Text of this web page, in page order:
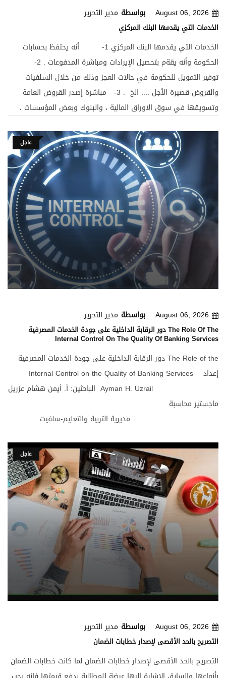
ويثبت على وجه الملف جميع بيانات خطاب الضمان ويحفظ فى
ترتيب مسلسل تاريخى ورقمى للرجوع إليه فى أي وقت وعند الحاجة.
بواسطة مدير التحرير August 06, 2026
الخدمات التي يقدمها البنك المركزي
الخدمات التي يقدمها البنك المركزي 1- أنه يحتفظ بحسابات
الحكومة وأنه يقةم بتحصيل الإيرادات ومباشرة المدفوعات . 2-
توفير التمويل للحكومة في حالات العجز وذلك من خلال السلفيات
والقروض قصيرة الأجل .... الخ . 3- مباشرة إصدر القروض العامة
وتسويقها في سوق الاوراق المالية ، والبنوك وبعض المؤسسات ،
للنظان الإئتماني . يوفر البنك المركزي للنوك التجارية أرصدة نقدية
في حالات الضيف وذلك من خلال القروض أو من خلال إعادة خصم
الحوالات المقدمة له تتور فيها شروط إعادة الخصم . خامساً : الرقابة
على الإئتمان . هذا البند من أهم وظائف البنك المركزي ، حيث
يتولى البنك المركزي الإشراف على البنوك التجارية وتنظيم شئون
الإئتمان على النحو الذي يحافظ على إستقرار المسنوى العام حيث أن
- الزيادة في وسائل الدفع عند توسع البنوك التجارية تؤدي إلى
زيادة في التشغيل والدخل القومي وإرتفاع الأسعار . - والنقص في
في وسائل الدفع عند البنوك التجارية يؤدي إلى نقص في التشغيل
عاجل
بواسطة مدير التحرير August 06, 2026
دور الرقابة الداخلية على جودة الخدمات المصرفية The Role Of The
Internal Control On The Quality Of Banking Services
دور الرقابة الداخلية على جودة الخدمات المصرفية The Role of the Internal Control on the Quality of Banking Services إعداد الباحثين: أ. أيمن هشام عزريل Ayman H. Uzrail ماجستير محاسبة مديرية التربية والتعليم-سلفيت ******************************* أ. صالح أحمد أبوليلى Saleh A. Abulaila محاسب قانوني معتمد/CPA قسم الإيرادات-إيلينوي/شيكاغو Illinois Department of Revenue المقدمة: أدى التقدم العملي والتكنولوجي الذي صاحب الألفية الثالثة - القرن الحادي والعشرين - إلى زيادة منشئات الأعمال وزيادة المسؤوليات الملقاة على عاتقها وتحقيق أهدافها، وتعقد المشكلات الإدارية الناتجة عن تنوع نشاطها وزيادة حجم أعمالها، وانتقالها من المحلية إلي العالمية، وتنشيط بورصات الأوراق المحلية والعربية والدولية والعالمية، ومن أجل إعادة الثقة في البيانات المالية، كانت الرقابة الداخلية أمراً حتمياً تقتضيه الإدارة العلمية، وأوصت به منظمة التعاون الاقتصادية والتنمية، والمنظمات المهنية، لحماية حقوق المساهمين والمجتمع والدولة، والحد من المشكلات الاقتصادية. يعتبر نظام الرقابة الداخلية في أي شركة بمثابة خط الدفاع الأول الذي يحمي مصالح المساهمين بصفة خاصة وكافة الأطراف ذات الصلة بالشركات، حيث إن نظام الرقابة الداخلية هو النظام الذي يوفر الحماية لعملية إنتاج المعلومات المالية التي يمكن الاعتماد عليها واتخاذ قرارات الاستثمار والائتمان السلمية. (جمعة،2009، ص193). هذا وقد تناولت لجنة بازل موضوع الإشراف والرقابة على المصارف في مقرراته، ووصف إطاراً عاماً لتقيم الرقابة الداخلية فيها، وتضمنت ضرورة تعزيز أثر الرقابة الداخلية في هذه المؤسسات حيث أظهرت الدراسات التحليلية أن الحالات المتعلقة بخسائر تلك المؤسسات يمكن تجنبها لو توفرت وطبقت رقابة فعالة فيها. (إبراهيم،2009، ص123). حتى تتمكن المصارف من تقديم خدمات مصرفية ذات جودة عالية يستدعي الأمر تدعيم دور الرقابة الداخلية على تلك الخدمات، حيث أن تلك الرقابة تعتبر ركيزة أساسية لدى المصارف في التأثير على جودة الخدمات المصرفية، وذلك للوصول إلى حصة سوقية كبيرة وقدرة تنافسية بشكل أفضل وفقاً للنموذج الذي تم استخدامه من قبل الباحثين لقياس جودة الخدمة المصرفية. الدراسة: مفهوم الرقابة: عرف روبرت موكلير الرقابة بأنها عبارة عن جهد منظم لوضع معايير الأداء مع أهداف التخطيط لتصميم نظم معلومات تغذية عكسية لمقارنة الانجاز الفعلي بالمعايير المحددة مسبقاً، لتقدير ما إذا كان هناك انحرافات, وتحديد أهميتها ولاتخاذ أي عمل مطلوب للتأكد من أن جميع موارد المنظمة يتم استخدامها بأكثر الطرق فعالية وكفاءة ممكنة في تحقيق أهداف المنظمة. (الجيوسي وجاد الله، 2008، ص174). عرفها آخرون بأنها وظيفة للتأكد من الأنشطة توفر لنا النتائج المرغوبة، إن الرقابة تتعلق بوضع هدف وقياس الأداء ، واتخاذ الإجراءات التصحيحية. (العلاق، 2009، ص174). لقد عرفت الرقابة بأنها التأكد من أن ما تم انجازه من أنشطة ومهام وأهداف، هو بالضبط ما كان يجب أن يتم ، بما في ذلك تحديد الانحرافات وتشخيصها تمهيداً لمعالجتها (عباس، 2011، ص155). لقد أصدر مجمع المحاسبين الأمريكي نشرة خاصة بالرقابة الداخلية، أشار فيها إلى أن الرقابة الداخلية تتضمن خطة التنظيم وكل ما يرتبط بها من الوسائل والمقاييس التي تستخدم في المنشاة بقصد حماية الأصول وضمان الدقة الحسابية للبيانات المحاسبية ومدى الاعتماد عليها، كما تهدف إلى الارتقاء بالكفاية الإنتاجية وتشجيع السير حسب السياسات الإدارية المرسومة وتوفير المعلومات الملائمة للتخطيط واتخاذ القرارات. (الوقاد وديان، 2010، ص170). الرقابة الداخلية يتم تصميمها وتشغيلها من أجل معالجة انحرافات ومخاطر الأعمال التي قد تحول دون تحقيق المعايير والأهداف المخططة، وإنها وسيلة لتحقيق غايات وليست غاية في حد ذاتها وإنها تغطي كافة جوانب التنظيم ونشاطاته الداخلية، وتشمل النظام المحاسبي والنظام الإداري والوظائف المرتبطة به، وبذلك أصبحت الرقابة الداخلية بمثابة الوسيلة الفعالة التي تكمن من توفير المعلومات الملائمة، والحماية اللازمة لكافة الأصول وتقييم أداء كافة المستويات الإدارية التابعة لها، والتحقق من الالتزام بالسياسات والقوانين الموضوعة من ثم المساعدة في اتخاذ القرارات المشتقة من أهداف المنشاة. أهمية الرقابة الداخلية: (الخطيب، 2010، ص13-14) تظهر أهمية الرقابة الداخلية على ما تؤديه من اكتشاف الأخطاء والعمل على تصحيحها ومحاولة منعها قبل وقوعها، لكنها أيضاً تلقي الضوء على الايجابيات داخل المنشآت عن طريق اكتشاف الكفاءات الإدارية والتشغيلية، وذلك من خلال تقيم الأداء للعاملين داخل المنشآت، وبالتالي تقدير المجتهدين من خلال الحوافز المادية والمعنوية، مما يدفعهم إلى زيادة الائتمان والإتقان في العمل، وذلك للوصول إلى الأهداف الموضوعية من قبل الإدارة. لقيت الرقابة الداخلية في السنوات الأخيرة عناية كبيرة واهتماماً بالغاً من المحاسبين والمراجعين وإدارة المنشآت وقد ساعد على ذلك عدة عوامل يمكن إيجازها فيما يلي: أ. تزايد نطاق المشروعات وحجمها مما أدى إلى تعقيد وتشعب هياكلها التنظيمية وحتى يمكن مراقبة العمليات بفاعلية يجب أن تعتمد الإدارة على العديد من التقارير والتحليلات التي توفر فيها درجة عالية من الثقة. ب. اضطرار الإدارة العليا إلى تفويض السلطات والمسؤوليات إلى المستويات الإدارية الأدنى وجعل الحاجة ملحة إلى ضرورة تطوير الأدوات والوسائل التي تمكن الإدارة العليا من متابعة أعمال المرؤوسين ويطمئنها على التزام إدارات المشروع بالسياسات والتعليمات الموضوعية، وحسن استغلال السلطات الممنوحة. ج. متطلبات الإدارة إلى بيانات دورية دقيقة، يتعين على إدارة المنشأة الحصول على عدة تقارير دورية عن الأوجه المختلفة للنشاط من أجل اتخاذ القرارات المناسبة واللازمة لتصحيح الانحرافات ورسم سياسة الشركة في المستقبل، لذلك يعتبر من الضروري وجود نظام رقابي سليم يطمئن الإدارة على صحة التقارير التي تقدم لها وتعتمد عليها في اتخاذ قراراتها. أهداف الرقابة الداخلية: تعددت أهداف الرقابة الداخلية وأصبحت تغطي مجالات عديدة أهمها (جمعة، 2005، ص81): 1- حماية أصول المنشأة من أي تلاعب أو اختلاس أو سوء استخدام. 2- التأكد من دقة البيانات المحاسبية المسجلة بالدفاتر من أجل تحديد درجة الاعتماد عليها قبل اتخاذ أي قرارات أو رسم أي خطط مستقبلية. 3- الرقابة على استخدام الموارد المتاحة. 4- زيادة الكفاية الإنتاجية للمنشأة. 5- وضع نظام للسلطات والمسئوليات وتحديد الاختصاصات. خطوات الرقابة: تتطلب وظيفة الرقابة القيام بأربع خطوات أساسية وهي: وضع المعايير، قياس الأداء، مقارنة النتائج، وتصحيح الانحرافات، وهذه الخطوات يمكن استخدامها في أي مجالات الرقابة على الأموال والإجراءات وجودة المنتجات والخدمات. أولاً- وضع المعايير: تعتبر وضع الخطط والمعايير الخطوة الأولى في عملية الرقابة ومع ذلك نظراً لأن الخطط تختلف في درجة تفاصيلها وتعقيدها ونظراً لأن المديرون لا يستطيعون ملاحظة كل شيء فإنه يجب وضع المعايير ومتابعتها، والمعيار هو نموذج أو مستوى الأداء المرغوب تحقيقه، والمعايير هي النقاط المختارة من برنامج الخطة الكلية والتي يتم فيها قياس الأداء لكي يعطي المديرون الإشارات التي توضح لهم كيف تسير الأمور بدون الحاجة إلى مراقبة كل الخطوات في تنفيذ الخطط, ويتم التعبير عن المعايير بمصطلحات مثل: جودة المنتج، الخدمة، الأرباح المكتسبة، المصاريف المستحقة، عدد شكاوي العملاء. (الصيرفي، 2006، ص234). ثانياً- قياس الأداء: تأتي هذه الخطوات بهدف تحديد معايير الأداء وهي قياس العمل الفعلي الذي تم انجازه وتعتمد هذه الخطوة على إمكانية التقييم الموضوعي وعلى المعايير وسهولتها, وبشكل عام يجب أن يتوافر في عملية قياس الأداء الموضوعية ودعم سهولة الاسترشاد بالمعايير الكمية إلا أنها يجب ألا تؤخذ كمسلمات أو كبديل كلي للمقاييس النوعية. (القريوتي، 2009، ص362). ثالثاً- مقارنة النتائج: تعد هذه الخطوات من أهم الخطوات التي تلي عملية قياس الأداء حيث يتم فيها مقارنة العمل المنجز مع ما هو منفذ فعلياً فإذا ظهر من المقارنة أن العمل تم تنفيذه حسب المعيار فإن الأداء يكون خاضعاً للسيطرة أما إذا ظهر من المقارنة أن هناك انحرافاً عن المعيار فإن الأداء يكون خارجاً عن السيطرة, وإذا كان المعيار المستخدم كمياً فإن عملية المقارنة تكون سهلة نسبياً, أما المعيار الوصفي فيجعل عملية المقارنة صعبة إلى حد كبير. (ديري، 2011، ص18). رابعاً- تصحيح الانحرافات: يعد الغرض النهائي الذي تبحث عنه عملية الرقابة هو الكشف عن هذه الانحرافات ومعرفتها والعمل على إصلاحها في الوقت المناسب وبالسرعة الممكنة، ويمكن أن يكون الإجراء التصحيحي عبارة عن تعديل الخطط أو تعديل طبيعة العمل أو استبعاد معوقات العمل أو زيادة عدد الموظفين أو تدريب الموظفين وتنمية مهاراتهم أو إيجاد حوافز فعالة, ولكن وبالرغم من تصحيح الانحرافات فمن الممكن أن تظهر مرة أخرى وذلك لأن المعلومات التي تصل إلى إدارة المنشأة قد تكون غير صحيحة أو ناقصة، وبالتالي يجب معرفة أسباب الانحراف الحقيقية والعمل على تعديلها حتى لا تظهر المشكلات مرة أخرى. (حجاج، 2001، ص 256). أنواع الرقابة: يمكن تقسيم الرقابة إلى أنواع متعددة، وذلك وفقاً للزاوية التي ينظر منها وليس معنى هذا أن لكل نوع من هذه الرقابة أصولاً عملية تختلف في المبادئ العلمية التي تحكم النوع الآخر، ولكن الأصول والمبادئ العلمية التي تحكم عملية الرقابة في مجموعها تكاد تكون واحدة في كل نوع من هذه الأنواع من الرقابة. (الصيرفي، 2006، ص265). لذلك تأتي دراسة أنواع الرقابة من خلال معايير مختلفة للرقابة مثل معيار التوقيت، ومعيار الوظيفة، ومعيار المصدر، ومعيار المكان، ومعيار الاستمرارية، ومعيار النشاط ، وقد تختلف أنواعها حسب معيار الشخص الذي يؤديها. وفيما يلي أنواع الرقابة حسب تلك المعايير: 1. الرقابة من حيت التوقيت: (العامري والغالبي، 2011، ص230) أ- الرقابة من قبل الانجاز (التنفيذ): وتسمى أحياناً الرقابة القبلية وإشارة إلى أنها تجري قبل البدء بالتنفيذ وتحاول أساساً أن تتجنب الانحرافات والأخطاء قبل وقوعها، فهي رقابة وقائية أو رقابة مبدئية ومن أمثلة هذا النوع من الرقابة ما تقوم به المصارف من تدقيق لملائمة قدرات الزبائن الذين يطلبون القروض قبل الموافقة على منحها, وقد تستعين بعض الشركات بمكاتب التدقيق للتأكد من عدالة وقوة بيانات المركز المالي لبعض الشركات قبل اتخاذ قرار مالي مهم. ب- الرقابة المتزامنة مع التنفيذ: يركز هذا النوع على ما يجري أثناء التنفيذ لذلك تسمى متزامنة مع التنفيذ والانجاز بموجب هذا النوع يتم التأكد من أن الأعمال تنجز وفق ما يرد في الخطط بهدف حل المشكلات حال وقوعها عند تنفيذها, وتعتبر القيم وثقافة المنظمة من صور الرقابة المتزامنة مع أداء الأفراد بحيث يكون تصرفهم وفق الحدود المرسومة ضمن ثقافة المنظمة وهذا النوع من الأكثر استخداماً من الأنواع الأخرى. ت- الرقابة بعد التنفيذ: يركز هذا النوع على رقابة المخرجات أو العمل بعد تنفيذه وانتهائه ومحور هذا النمط هو التركيز على النتائج والغايات وليس المدخلات أو سير التنفيذ، والهدف الرئيس هنا هو حل المشكلات ولكن بعد حدوثها ومحاولة تلافي تكرارها مستقبلاً مرة أخرى. 2. الرقابة من حيث الوظيفة: (الذنيبات، 2010، ص178) أ- الرقابة الداخلية الإدارية: تهدف الرقابة الداخلية الإدارية إلى تحقيق الكفاءة الإنتاجية وتشجيع الالتزام بالسياسات الإدارية ومن الإجراءات التي تضعها الإدارة لتحقيق الرقابة الإدارية: - الموازنات التخطيطية - التكاليف المعيارية. - الرسوم البيانية والخرائط. - دراسة الوقت والحركة. - التقارير الدورية. - البرامج
عاجل
بواسطة مدير التحرير August 06, 2026
التصريح بالحد الأقصى لإصدار خطابات الضمان
التصريح بالحد الأقصى لإصدار خطابات الضمان لما كانت خطابات الضمان